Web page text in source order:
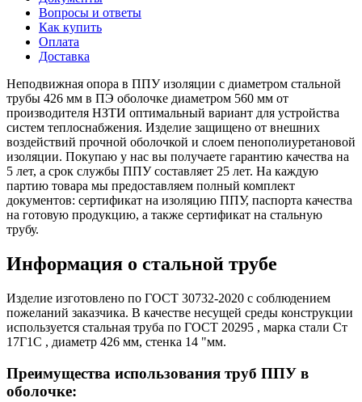
Вопросы и ответы
Как купить
Оплата
Доставка
Неподвижная опора в ППУ изоляции с диаметром стальной
трубы 426 мм в ПЭ оболочке диаметром 560 мм от
производителя НЗТИ оптимальный вариант для устройства
систем теплоснабжения. Изделие защищено от внешних
воздействий прочной оболочкой и слоем пенополиуретановой
изоляции. Покупаю у нас вы получаете гарантию качества на
5 лет, а срок службы ППУ составляет 25 лет. На каждую
партию товара мы предоставляем полный комплект
документов: сертификат на изоляцию ППУ, паспорта качества
на готовую продукцию, а также сертификат на стальную
трубу.
Информация о стальной трубе
Изделие изготовлено по ГОСТ 30732-2020 с соблюдением
пожеланий заказчика. В качестве несущей среды конструкции
используется стальная труба по ГОСТ 20295 , марка стали Ст
17Г1С , диаметр 426 мм, стенка 14 "мм.
Преимущества использования труб ППУ в
оболочке: